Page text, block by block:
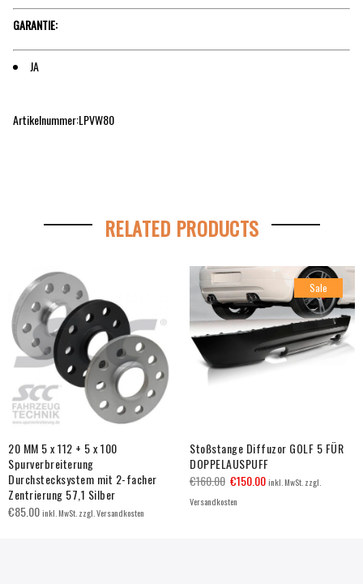
GARANTIE:
JA
Artikelnummer:LPVW80
RELATED PRODUCTS
20 MM 5 x 112 + 5 x 100
Spurverbreiterung
Durchstecksystem mit 2-facher
Zentrierung 57,1 Silber
€85.00inkl. MwSt. zzgl. Versandkosten
Sale
Stoßstange Diffuzor GOLF 5 FÜR
DOPPELAUSPUFF
€160.00 €150.00inkl. MwSt. zzgl.
Versandkosten